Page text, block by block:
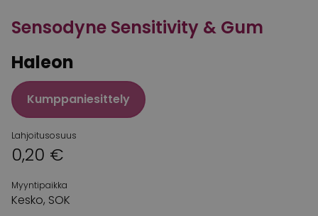
Sensodyne Sensitivity & Gum
Haleon
Kumppaniesittely
Lahjoitusosuus
0,20 €
Myyntipaikka
Kesko, SOK